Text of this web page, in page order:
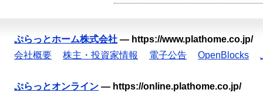
ぷらっとホーム株式会社 — https://www.plathome.co.jp/
会社概要
株主・投資家情報 電子公告 OpenBlocks
ぷらっとオンライン — https://online.plathome.co.jp/